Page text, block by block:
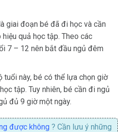
giai đoạn bé đã đi học và cần
quả học tập. Theo các
7 – 12 nên bắt đầu ngủ đêm
tuổi này, bé có thể lựa chọn giờ
tập. Tuy nhiên, bé cần đi ngủ
đủ 9 giờ một ngày.
được không ? Cần lưu ý những